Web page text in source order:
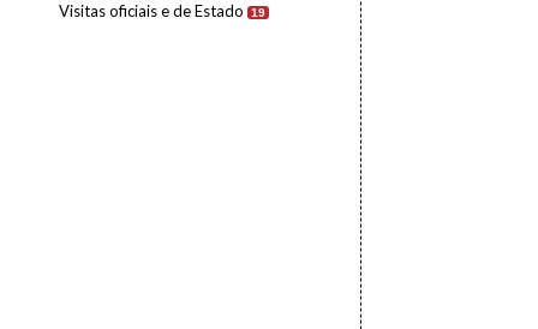
Visitas oficiais e de Estado 19